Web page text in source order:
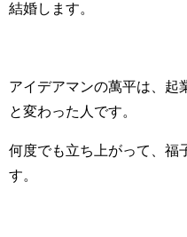
結婚します。
アイデアマンの萬平は、起
と変わった人です。
何度でも立ち上がって、福
す。